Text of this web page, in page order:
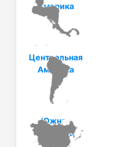
Америка
Центральная
Америка
Южная
Америка